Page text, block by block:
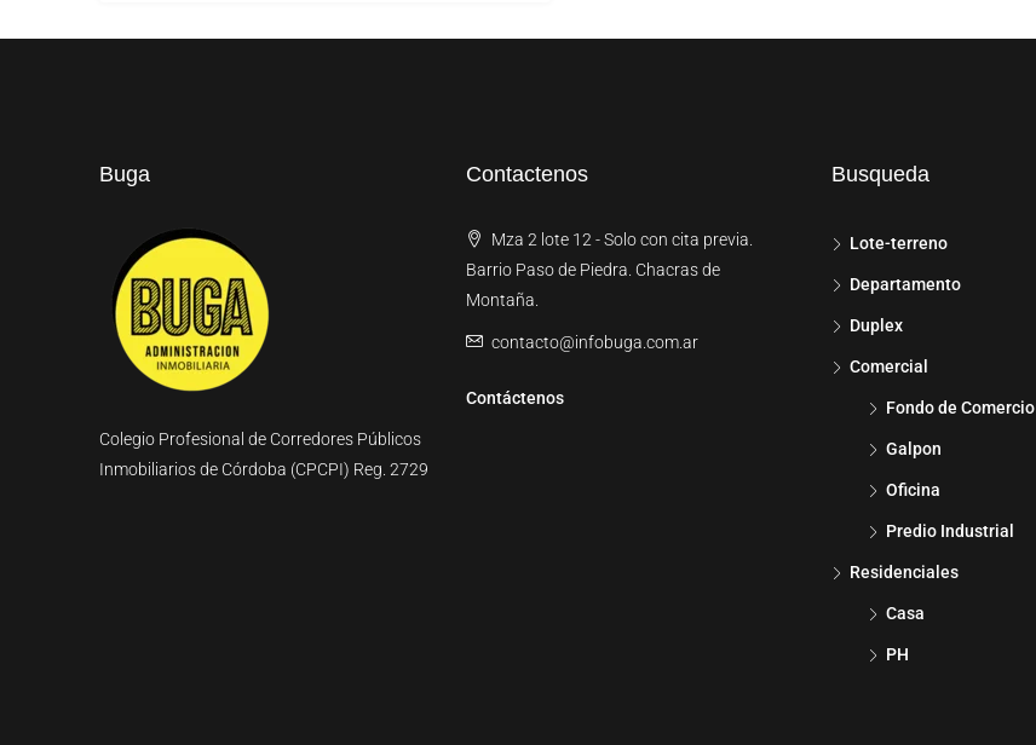
Buga
Colegio Profesional de Corredores Públicos
Inmobiliarios de Córdoba (CPCPI) Reg. 2729
Contactenos
Mza 2 lote 12 - Solo con cita previa.
Barrio Paso de Piedra. Chacras de
Montaña.
contacto@infobuga.com.ar
Contáctenos
Busqueda
Lote-terreno
Departamento
Duplex
Comercial
Fondo de Comercio
Galpon
Oficina
Predio Industrial
Residenciales
Casa
PH